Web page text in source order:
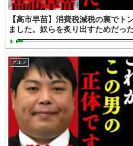
【高市早苗】消費税減税の裏でト
ました。奴らを炙り出すためだっ
グルメ